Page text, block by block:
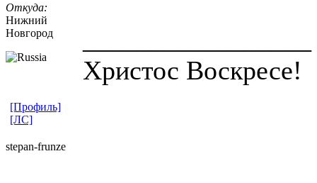
Откуда:
Нижний
Новгород
Христос Воскресе!
[Профиль]
[ЛС]
stepan-frunz​e